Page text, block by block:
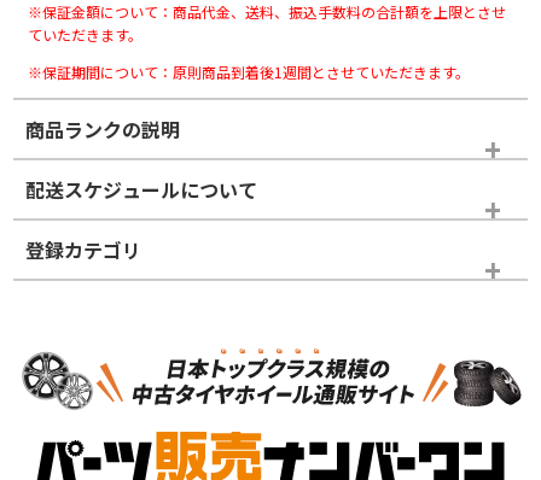
※保証金額について：商品代金、送料、振込手数料の合計額を上限とさせ
ていただきます。
※保証期間について：原則商品到着後1週間とさせていただきます。
商品ランクの説明
※商品ランクは出品者の主観により判断しておりますので、あら
かじめご了承ください。
ホイールランク
S
品）
S
新車外し品（新古
付き
配送スケジュールについて
登録カテゴリ
スタッドレスタイヤホイールセット